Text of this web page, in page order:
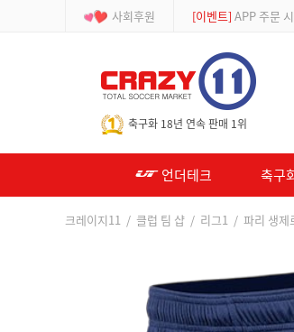
사회후원 [등급제] 회원가입 시
축구화 18년 연속 판매 1위
언더테크 축구
크레이지11 / 클럽 팀 샵 / 리그1 / 파리 생제